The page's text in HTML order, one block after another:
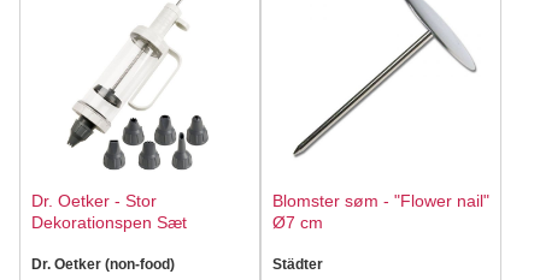
Dr. Oetker - Stor
Dekorationspen Sæt
Dr. Oetker (non-food)
Blomster søm - "Flower nail"
Ø7 cm
Städter